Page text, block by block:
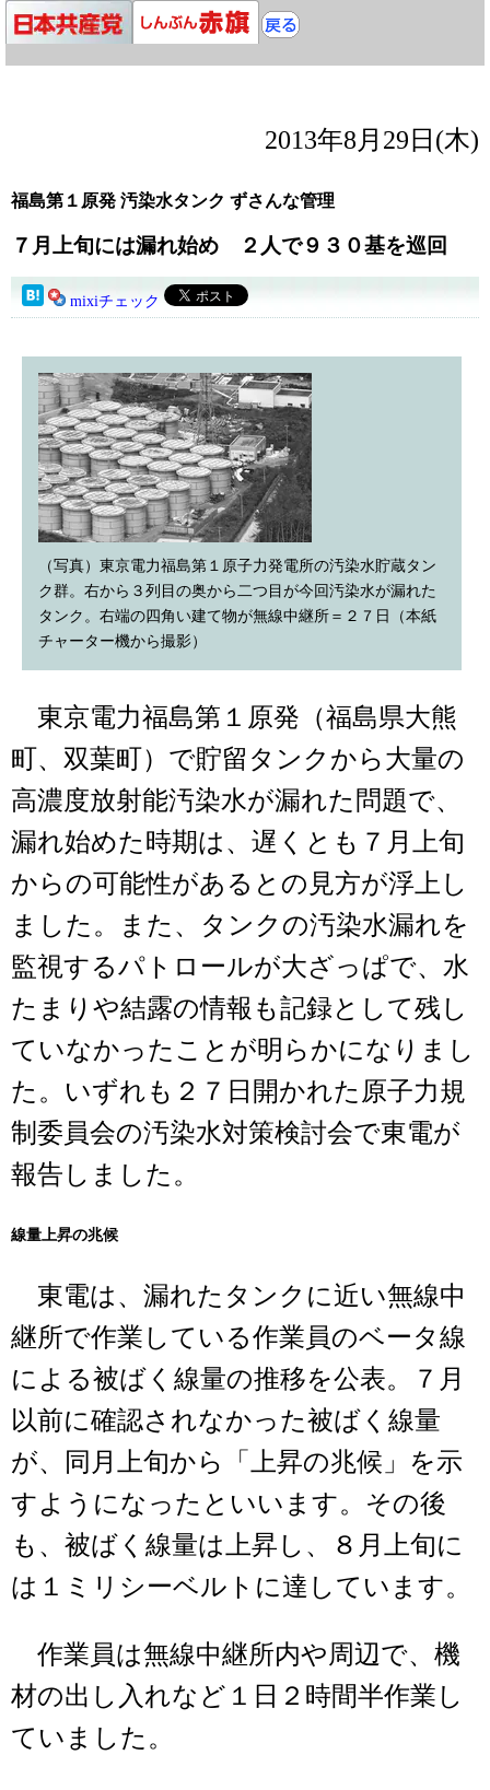
2013年8月29日(木)
福島第１原発 汚染水タンク ずさんな管理
７月上旬には漏れ始め ２人で９３０基を巡回
mixiチェック
（写真）東京電力福島第１原子力発電所の汚染水貯蔵タン
ク群。右から３列目の奥から二つ目が今回汚染水が漏れた
タンク。右端の四角い建て物が無線中継所＝２７日（本紙
チャーター機から撮影）
東京電力福島第１原発（福島県大熊
町、双葉町）で貯留タンクから大量の
高濃度放射能汚染水が漏れた問題で、
漏れ始めた時期は、遅くとも７月上旬
からの可能性があるとの見方が浮上し
ました。また、タンクの汚染水漏れを
監視するパトロールが大ざっぱで、水
たまりや結露の情報も記録として残し
ていなかったことが明らかになりまし
た。いずれも２７日開かれた原子力規
制委員会の汚染水対策検討会で東電が
報告しました。
線量上昇の兆候
東電は、漏れたタンクに近い無線中
継所で作業している作業員のベータ線
による被ばく線量の推移を公表。７月
以前に確認されなかった被ばく線量
が、同月上旬から「上昇の兆候」を示
すようになったといいます。その後
も、被ばく線量は上昇し、８月上旬に
は１ミリシーベルトに達しています。
作業員は無線中継所内や周辺で、機
材の出し入れなど１日２時間半作業し
ていました。